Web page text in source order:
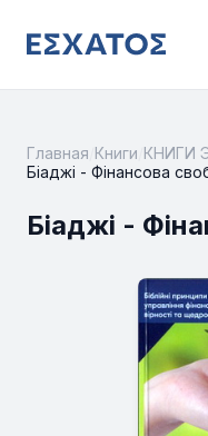
Главная Книги КНИГИ
Біаджі - Фінансова
Біаджі -